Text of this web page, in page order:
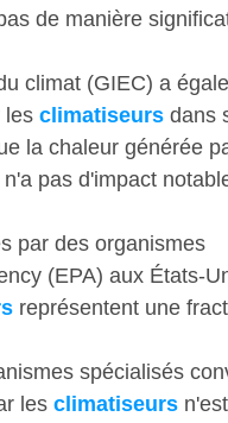
de manière
climat (GIEC) a
les climatiseurs dans
la chaleur générée
pas d'impact
par des organismes
(EPA) aux États-
représentent une
spécialisés
les climatiseurs